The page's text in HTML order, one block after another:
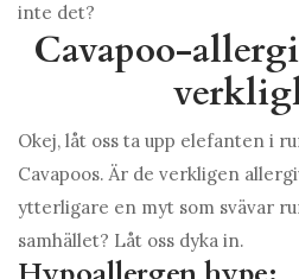
inte det?
Cavapoo-
Okej, låt oss ta upp elefanten i
Cavapoos. Är de verkligen
ytterligare en myt som svävar
samhället? Låt oss dyka in.